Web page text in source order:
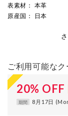
表素材 ： 本革
原産国 ： 日本
ご利用可能なク
20% OFF
期間 8月17日